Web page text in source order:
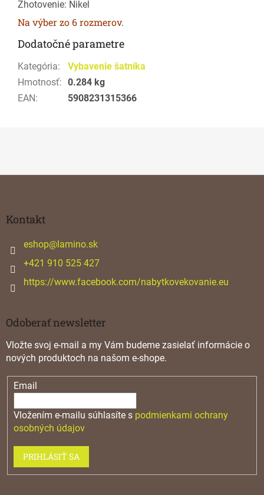
Zhotovenie: Nikel
Na výber zo 6 rozmerov.
Dodatočné parametre
Kategória:
Vybavenie šatníka
Hmotnosť: 0.284 kg
EAN: 5908231315366
Kontakt
eshop@lamino.sk
+421 910 525 427
https://www.facebook.com/nabytkovekovanie.eu
Odoberať newsletter
Vložte svoj e-mail a my Vám budeme zasielať informácie o
nových produktoch na našom e-shope.
Email
Vložením e-mailu súhlasíte s podmienkami ochrany
osobných údajov
PRIHLÁSIŤ SA